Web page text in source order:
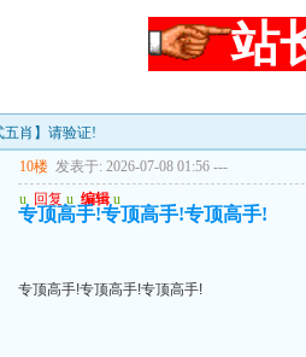
站
五肖】请验证!
10楼 发表于: 2026-07-08 01:56 ---
u 回复 u 编辑 u
专顶高手!专顶高手!专顶高手!
专顶高手!专顶高手!专顶高手!